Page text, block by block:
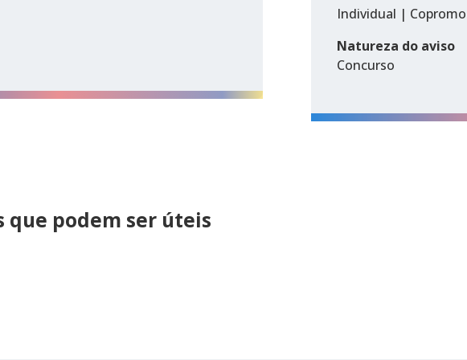
Individual |
Natureza do aviso
Concurso
que podem ser úteis